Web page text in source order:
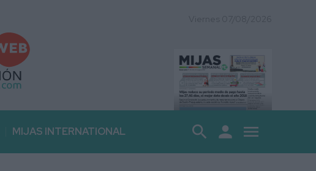
MIJAS INTERNATIONAL search person menu